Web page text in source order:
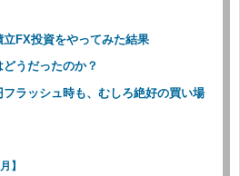
立FX投資をやってみた結果
うだったのか？
フラッシュ時も、むしろ絶好の買い場
】